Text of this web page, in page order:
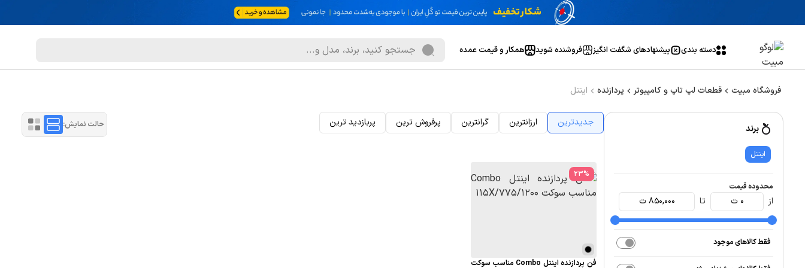
دسته بندی پیشنهاد‌های شگفت انگیز فروشنده شوید همکار و قیمت عمده
فروشگاه مبیت قطعات لپ تاپ و کامپیوتر پردازنده اینتل
برند
اینتل
محدوده قیمت
از 0 ت تا 850,000 ت
فقط کالاهای موجود
جدیدترین ارزانترین گرانترین پرفروش ترین پربازدید ترین حالت نمایش:
%
23
فن پردازنده اینتل Combo مناسب سوکت